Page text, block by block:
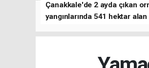
Çanakkale'de 2 ayda çıkan
yangınlarında 541 hektar alan